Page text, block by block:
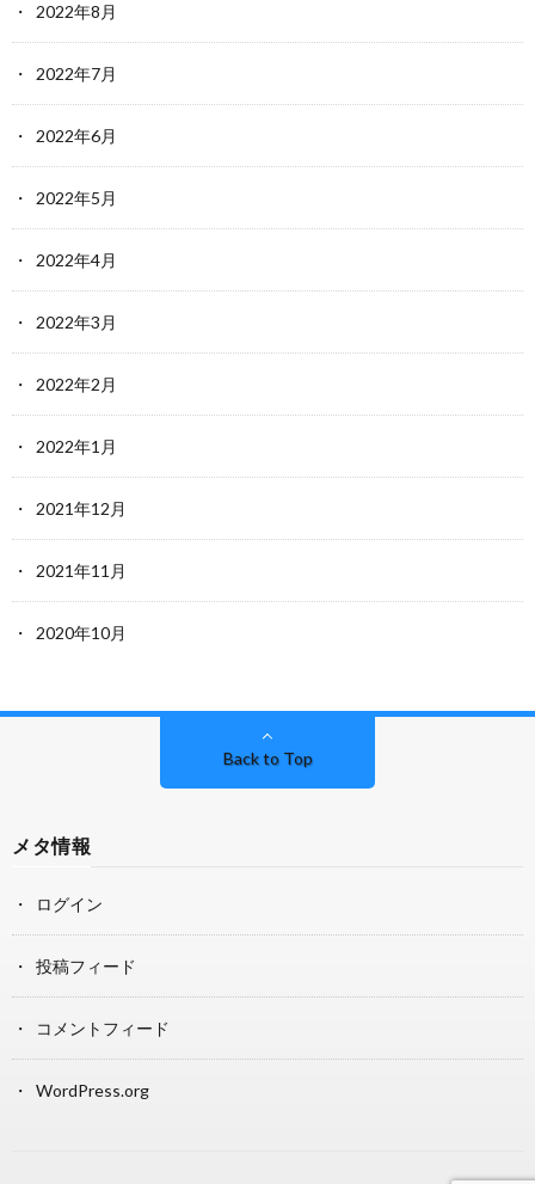
2022年8月
2022年7月
2022年6月
2022年5月
2022年4月
2022年3月
2022年2月
2022年1月
2021年12月
2021年11月
2020年10月
Back to Top
メタ情報
ログイン
投稿フィード
コメントフィード
WordPress.org